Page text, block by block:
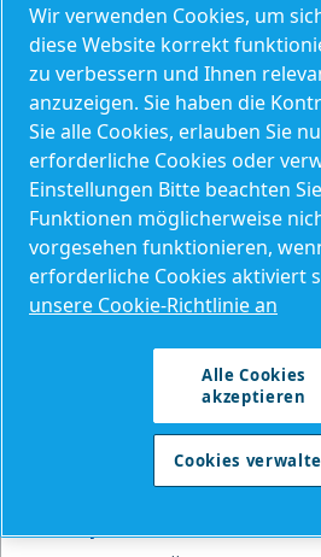
Sommerliche
Überwachung des
Wir verwenden Cookies, um
diese Website korrekt
zu verbessern und Ihnen
anzuzeigen. Sie haben die
Sie alle Cookies, erlauben Sie
erforderliche Cookies oder
Einstellungen Bitte beachten
Funktionen möglicherweise
vorgesehen funktionieren,
erforderliche Cookies aktiviert
unsere Cookie-Richtlinie an
Alle Cookies
akzeptieren
Cookies